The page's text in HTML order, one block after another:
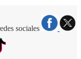
sociales